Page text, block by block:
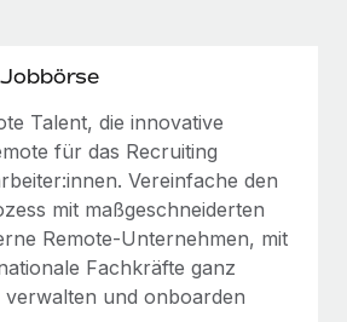
Talent, die innovative
für das Recruiting
Vereinfache den
mit maßgeschneiderten
Remote-Unternehmen, mit
Fachkräfte ganz
und onboarden